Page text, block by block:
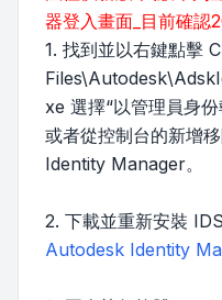
器登入畫面_目前確認
1. 找到並以右鍵點擊
xe 選擇“以管理員身份
或者從控制台的新增
Identity Manager。
2. 下載並重新安裝
Autodesk Identity